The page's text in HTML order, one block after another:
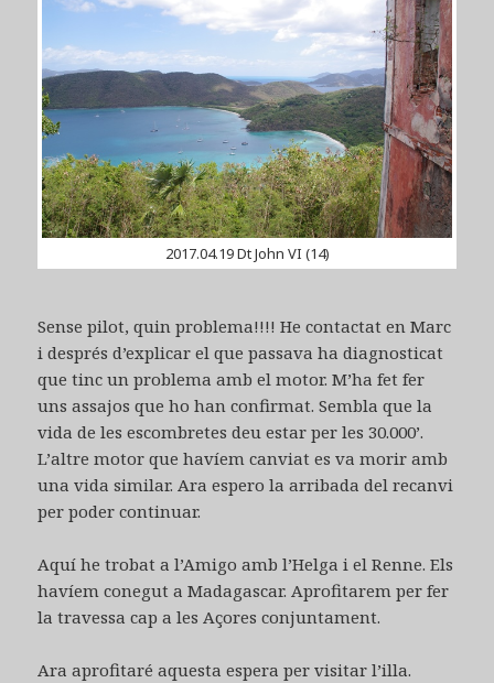
2017.04.19 Dt John VI (14)
Sense pilot, quin problema!!!! He contactat en Marc
i després d’explicar el que passava ha diagnosticat
que tinc un problema amb el motor. M’ha fet fer
uns assajos que ho han confirmat. Sembla que la
vida de les escombretes deu estar per les 30.000’.
L’altre motor que havíem canviat es va morir amb
una vida similar. Ara espero la arribada del recanvi
per poder continuar.
Aquí he trobat a l’Amigo amb l’Helga i el Renne. Els
havíem conegut a Madagascar. Aprofitarem per fer
la travessa cap a les Açores conjuntament.
Ara aprofitaré aquesta espera per visitar l’illa.